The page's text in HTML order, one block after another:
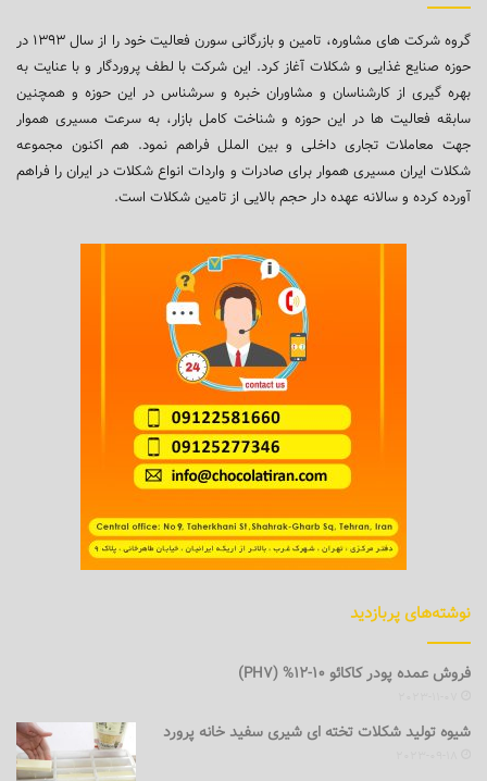
گروه شرکت های مشاوره، تامین و بازرگانی سورن فعالیت خود را از سال ۱۳۹۳ در
حوزه صنایع غذایی و شکلات آغاز کرد. این شرکت با لطف پروردگار و با عنایت به
بهره گیری از کارشناسان و مشاوران خبره و سرشناس در این حوزه و همچنین
سابقه فعالیت ها در این حوزه و شناخت کامل بازار، به سرعت مسیری هموار
جهت معاملات تجاری داخلی و بین الملل فراهم نمود. هم اکنون مجموعه
شکلات ایران مسیری هموار برای صادرات و واردات انواع شکلات در ایران را فراهم
آورده کرده و سالانه عهده دار حجم بالایی از تامین شکلات است.
نوشته‌های پربازدید
فروش عمده پودر کاکائو 10-12% (PH7)
شیوه تولید شکلات تخته ای شیری سفید خانه پرورد